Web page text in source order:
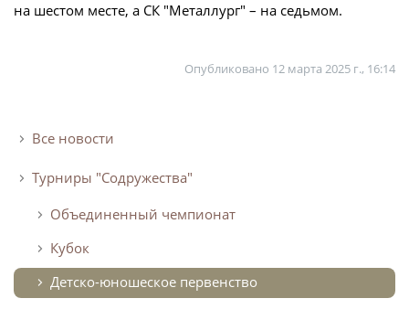
Опубликовано 12 марта 2025 г., 16:14
Все новости
Турниры "Содружества"
Объединенный чемпионат
Кубок
Детско-юношеское первенство
на шестом месте, а СК "Металлург" – на седьмом.